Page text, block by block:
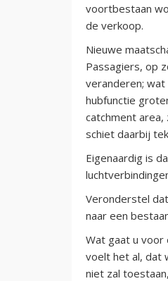
voortbestaan
de verkoop.
Nieuwe
Passagiers, op
veranderen; wat
hubfunctie
catchment area,
schiet daarbij
Eigenaardig is
Veronderstel
naar een
Wat gaat u voor
voelt het al, dat
niet zal